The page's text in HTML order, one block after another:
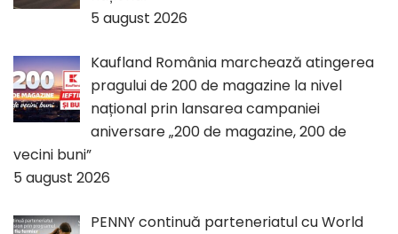
5 august 2026
Kaufland România marchează atingerea
pragului de 200 de magazine la nivel
național prin lansarea campaniei
aniversare „200 de magazine, 200 de
vecini buni”
5 august 2026
PENNY continuă parteneriatul cu World